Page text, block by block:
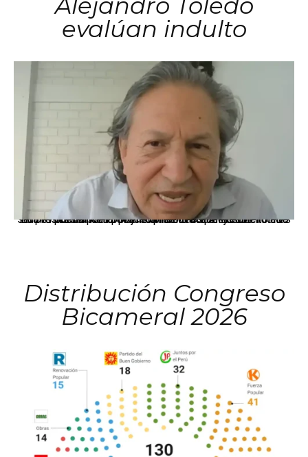
evalúan indulto
La presidenta Keiko Fujimori informó que la solicitud de indulto presentada por el expresidente Alejandro Toledo será evaluada por la Comisión de Gracias Presidenciales conforme al procedimiento establecido.
Distribución Congreso
Bicameral 2026